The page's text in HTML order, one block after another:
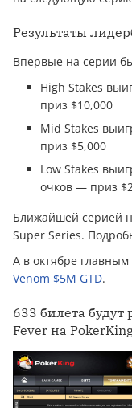
Результаты
Впервые на серии
High Stakes
приз $10,000
Mid Stakes
приз $5,000
Low Stakes
очков — приз
Ближайшей серией
Super Series.
А в октябре
Venom $5M GTD.
633 билета будут
Fever на